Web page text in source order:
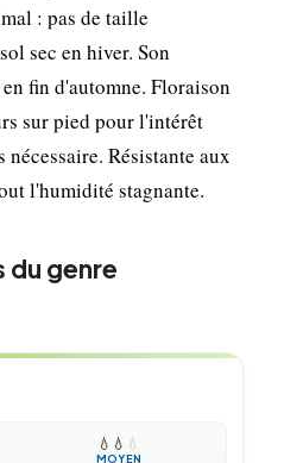
: pas de taille
sec en hiver. Son
fin d'automne. Floraison
sur pied pour l'intérêt
Résistante aux
l'humidité stagnante.
du genre
💧 💧 💧
MOYEN